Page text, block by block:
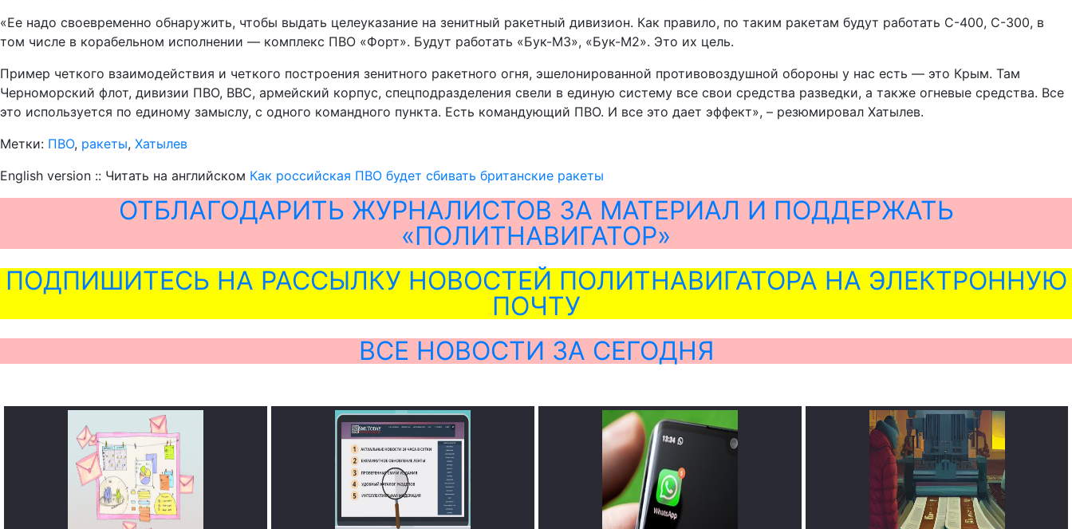
«Ее надо своевременно обнаружить, чтобы выдать целеуказание на зенитный ракетный дивизион. Как правило, по таким ракетам будут работать С-400, С-300, в
том числе в корабельном исполнении — комплекс ПВО «Форт». Будут работать «Бук-М3», «Бук-М2». Это их цель.
Пример четкого взаимодействия и четкого построения зенитного ракетного огня, эшелонированной противовоздушной обороны у нас есть — это Крым. Там
Черноморский флот, дивизии ПВО, ВВС, армейский корпус, спецподразделения свели в единую систему все свои средства разведки, а также огневые средства. Все
это используется по единому замыслу, с одного командного пункта. Есть командующий ПВО. И все это дает эффект», – резюмировал Хатылев.
Метки: ПВО, ракеты, Хатылев
English version :: Читать на английском Как российская ПВО будет сбивать британские ракеты
ОТБЛАГОДАРИТЬ ЖУРНАЛИСТОВ ЗА МАТЕРИАЛ И ПОДДЕРЖАТЬ
«ПОЛИТНАВИГАТОР»
ПОДПИШИТЕСЬ НА РАССЫЛКУ НОВОСТЕЙ ПОЛИТНАВИГАТОРА НА ЭЛЕКТРОННУЮ
ПОЧТУ
ВСЕ НОВОСТИ ЗА СЕГОДНЯ